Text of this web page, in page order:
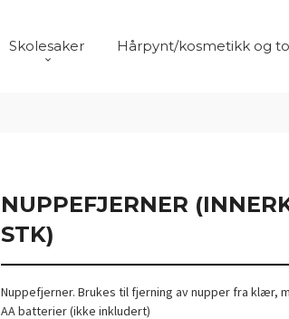
Skolesaker Hårpynt/kosmetikk og
NUPPEFJERNER
STK)
Nuppefjerner. Brukes til fjerning av nupper fra klær,
AA batterier (ikke inkludert)